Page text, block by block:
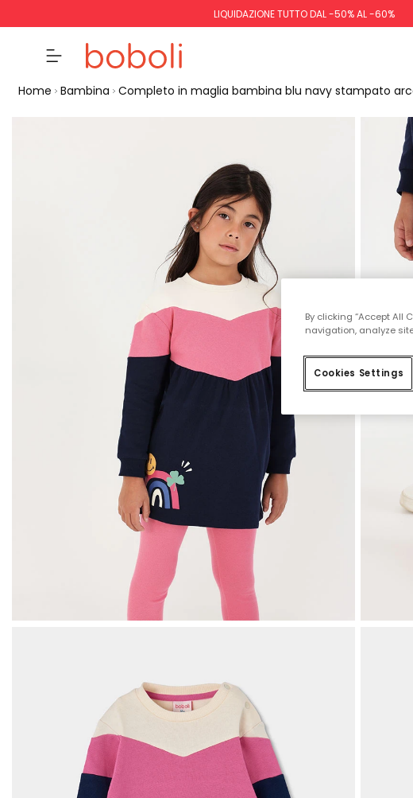
LIQUIDAZIONE TUTTO DAL -50% AL -60%
Home Bambina Completo in maglia bambina blu navy stampato
By clicking “Accept All
navigation, analyze
Cookies Settings